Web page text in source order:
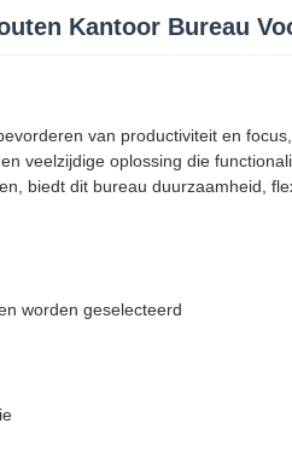
Kantoor Bureau
van productiviteit en
veelzijdige oplossing die
biedt dit bureau duurzaamheid,
worden geselecteerd